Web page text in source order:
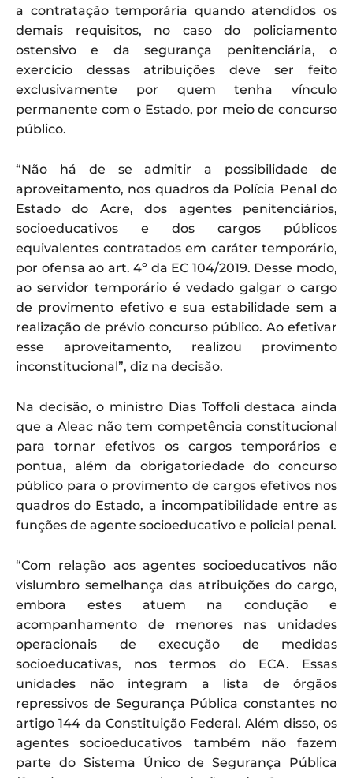
a contratação temporária quando atendidos os
demais requisitos, no caso do policiamento
ostensivo e da segurança penitenciária, o
exercício dessas atribuições deve ser feito
exclusivamente por quem tenha vínculo
permanente com o Estado, por meio de concurso
público.
“Não há de se admitir a possibilidade de
aproveitamento, nos quadros da Polícia Penal do
Estado do Acre, dos agentes penitenciários,
socioeducativos e dos cargos públicos
equivalentes contratados em caráter temporário,
por ofensa ao art. 4º da EC 104/2019. Desse modo,
ao servidor temporário é vedado galgar o cargo
de provimento efetivo e sua estabilidade sem a
realização de prévio concurso público. Ao efetivar
esse aproveitamento, realizou provimento
inconstitucional”, diz na decisão.
Na decisão, o ministro Dias Toffoli destaca ainda
que a Aleac não tem competência constitucional
para tornar efetivos os cargos temporários e
pontua, além da obrigatoriedade do concurso
público para o provimento de cargos efetivos nos
quadros do Estado, a incompatibilidade entre as
funções de agente socioeducativo e policial penal.
“Com relação aos agentes socioeducativos não
vislumbro semelhança das atribuições do cargo,
embora estes atuem na condução e
acompanhamento de menores nas unidades
operacionais de execução de medidas
socioeducativas, nos termos do ECA. Essas
unidades não integram a lista de órgãos
repressivos de Segurança Pública constantes no
artigo 144 da Constituição Federal. Além disso, os
agentes socioeducativos também não fazem
parte do Sistema Único de Segurança Pública